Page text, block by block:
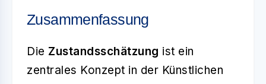
Zusammenfassung
Die Zustandsschätzung ist ein
zentrales Konzept in der Künstlichen